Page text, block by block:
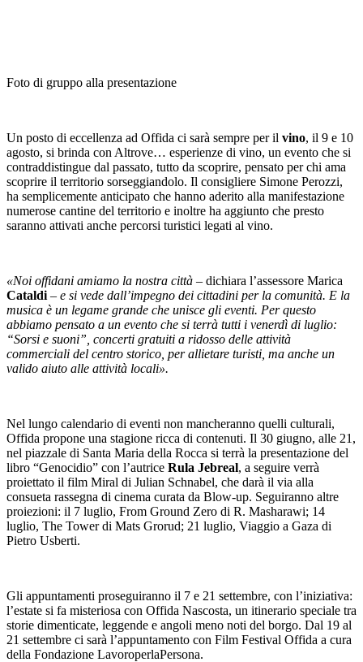
Foto di gruppo alla presentazione
Un posto di eccellenza ad Offida ci sarà sempre per il vino, il 9 e 10
agosto, si brinda con Altrove… esperienze di vino, un evento che si
contraddistingue dal passato, tutto da scoprire, pensato per chi ama
scoprire il territorio sorseggiandolo. Il consigliere Simone Perozzi,
ha semplicemente anticipato che hanno aderito alla manifestazione
numerose cantine del territorio e inoltre ha aggiunto che presto
saranno attivati anche percorsi turistici legati al vino.
«Noi offidani amiamo la nostra città – dichiara l’assessore Marica
Cataldi – e si vede dall’impegno dei cittadini per la comunità. E la
musica è un legame grande che unisce gli eventi. Per questo
abbiamo pensato a un evento che si terrà tutti i venerdì di luglio:
“Sorsi e suoni”, concerti gratuiti a ridosso delle attività
commerciali del centro storico, per allietare turisti, ma anche un
valido aiuto alle attività locali».
Nel lungo calendario di eventi non mancheranno quelli culturali,
Offida propone una stagione ricca di contenuti. Il 30 giugno, alle 21,
nel piazzale di Santa Maria della Rocca si terrà la presentazione del
libro “Genocidio” con l’autrice Rula Jebreal, a seguire verrà
proiettato il film Miral di Julian Schnabel, che darà il via alla
consueta rassegna di cinema curata da Blow-up. Seguiranno altre
proiezioni: il 7 luglio, From Ground Zero di R. Masharawi; 14
luglio, The Tower di Mats Grorud; 21 luglio, Viaggio a Gaza di
Pietro Usberti.
Gli appuntamenti proseguiranno il 7 e 21 settembre, con l’iniziativa:
l’estate si fa misteriosa con Offida Nascosta, un itinerario speciale tra
storie dimenticate, leggende e angoli meno noti del borgo. Dal 19 al
21 settembre ci sarà l’appuntamento con Film Festival Offida a cura
della Fondazione LavoroperlaPersona.